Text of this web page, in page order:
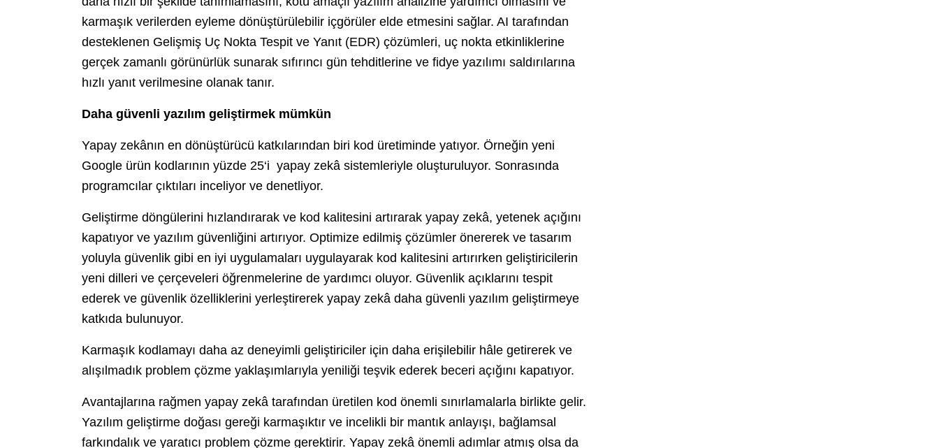
karmaşık verilerden eyleme dönüştürülebilir içgörüler elde etmesini sağlar. AI tarafından
desteklenen Gelişmiş Uç Nokta Tespit ve Yanıt (EDR) çözümleri, uç nokta etkinliklerine
gerçek zamanlı görünürlük sunarak sıfırıncı gün tehditlerine ve fidye yazılımı saldırılarına
hızlı yanıt verilmesine olanak tanır.
Daha güvenli yazılım geliştirmek mümkün
Yapay zekânın en dönüştürücü katkılarından biri kod üretiminde yatıyor. Örneğin yeni
Google ürün kodlarının yüzde 25‘i yapay zekâ sistemleriyle oluşturuluyor. Sonrasında
programcılar çıktıları inceliyor ve denetliyor.
Geliştirme döngülerini hızlandırarak ve kod kalitesini artırarak yapay zekâ, yetenek açığını
kapatıyor ve yazılım güvenliğini artırıyor. Optimize edilmiş çözümler önererek ve tasarım
yoluyla güvenlik gibi en iyi uygulamaları uygulayarak kod kalitesini artırırken geliştiricilerin
yeni dilleri ve çerçeveleri öğrenmelerine de yardımcı oluyor. Güvenlik açıklarını tespit
ederek ve güvenlik özelliklerini yerleştirerek yapay zekâ daha güvenli yazılım geliştirmeye
katkıda bulunuyor.
Karmaşık kodlamayı daha az deneyimli geliştiriciler için daha erişilebilir hâle getirerek ve
alışılmadık problem çözme yaklaşımlarıyla yeniliği teşvik ederek beceri açığını kapatıyor.
Avantajlarına rağmen yapay zekâ tarafından üretilen kod önemli sınırlamalarla birlikte gelir.
Yazılım geliştirme doğası gereği karmaşıktır ve incelikli bir mantık anlayışı, bağlamsal
farkındalık ve yaratıcı problem çözme gerektirir. Yapay zekâ önemli adımlar atmış olsa da